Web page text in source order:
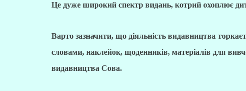
Це дуже широкий спектр видань, котрий охоплює
Варто зазначити, що діяльність видавництва
словами, наклейок, щоденників, матеріалів для
видавництва Сова.